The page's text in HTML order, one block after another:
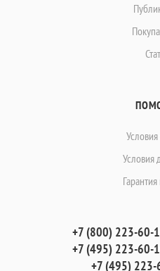
Условия
+7 (800) 223-60-
+7 (495) 223-60-
+7 (495) 223-